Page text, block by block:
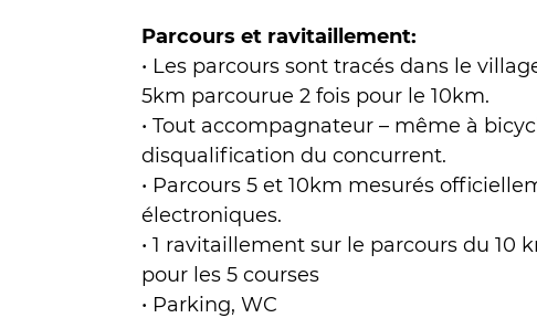
Parcours et ravitaillement:
• Les parcours sont tracés dans le
5km parcourue 2 fois pour le 10km.
• Tout accompagnateur – même à
disqualification du concurrent.
• Parcours 5 et 10km mesurés
électroniques.
• 1 ravitaillement sur le parcours du 10
pour les 5 courses
• Parking, WC